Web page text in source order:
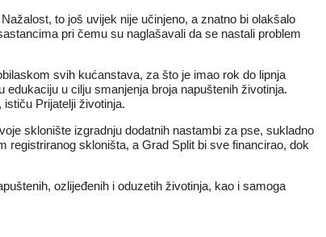
to još uvijek nije učinjeno, a znatno bi olakšalo
pri čemu su naglašavali da se nastali problem
svih kućanstava, za što je imao rok do lipnja
u cilju smanjenja broja napuštenih životinja.
Prijatelji životinja.
sklonište izgradnju dodatnih nastambi za pse, sukladno
registriranog skloništa, a Grad Split bi sve financirao, dok
ozlijeđenih i oduzetih životinja, kao i samoga